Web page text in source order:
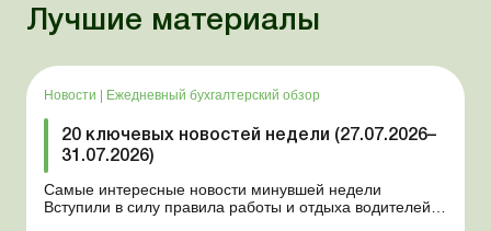
Лучшие материалы
Новости | Ежедневный бухгалтерский обзор
20 ключевых новостей недели (27.07.2026–
31.07.2026)
Самые интересные новости минувшей недели
Вступили в силу правила работы и отдыха водителей